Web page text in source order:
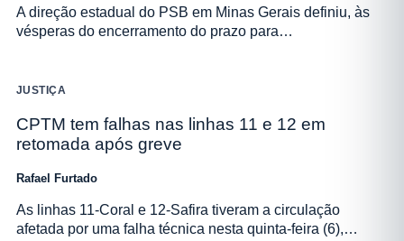
A direção estadual do PSB em Minas Gerais definiu, às
vésperas do encerramento do prazo para…
JUSTIÇA
CPTM tem falhas nas linhas 11 e 12 em
retomada após greve
Rafael Furtado
As linhas 11-Coral e 12-Safira tiveram a circulação
afetada por uma falha técnica nesta quinta-feira (6),…